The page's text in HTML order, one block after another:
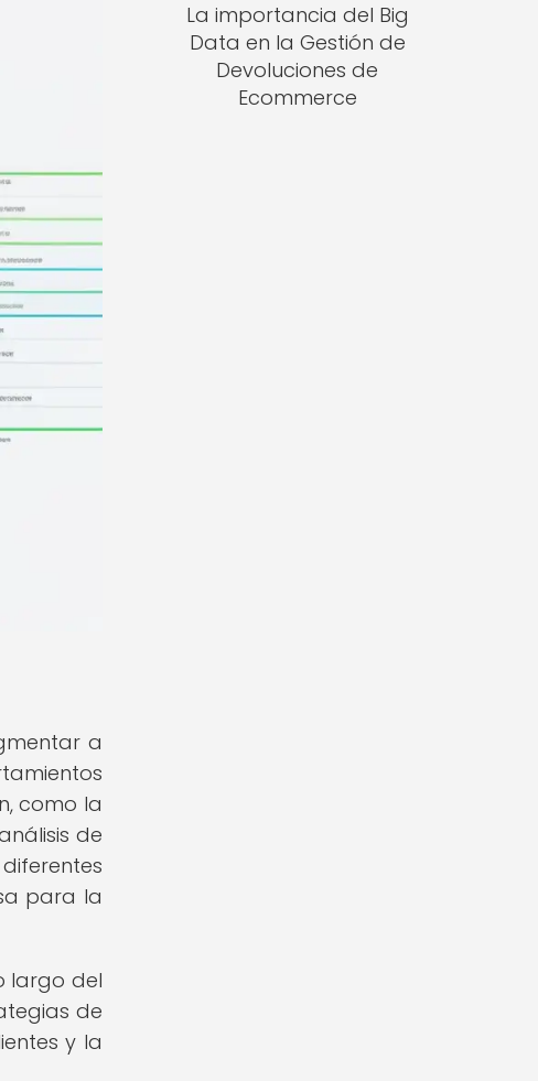
a
como la
de
para la
largo del
de
y la
La importancia del Big
Data en la Gestión de
Devoluciones de
Ecommerce